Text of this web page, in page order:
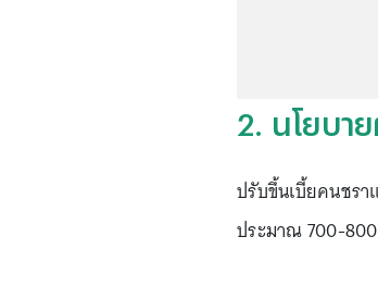
2. นโยบา
ปรับขึ้นเบี้ยคนชร
ประมาณ 700-